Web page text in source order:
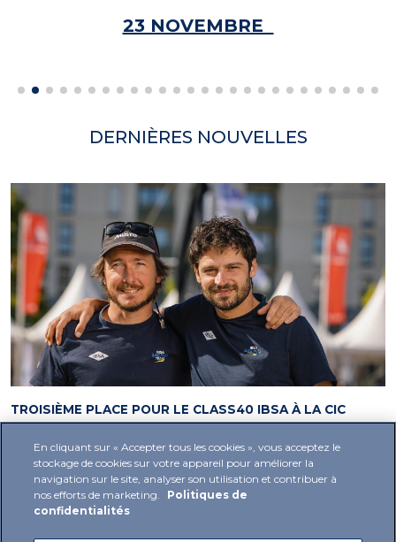
23 NOVEMBRE
DERNIÈRES NOUVELLES
TROISIÈME PLACE POUR LE CLASS40 IBSA À LA CIC
NORMANDY CHANNEL RACE
20 septembre 2024
En cliquant sur « Accepter tous les cookies », vous acceptez le
stockage de cookies sur votre appareil pour améliorer la
navigation sur le site, analyser son utilisation et contribuer à
nos efforts de marketing.
Politiques de
confidentialités